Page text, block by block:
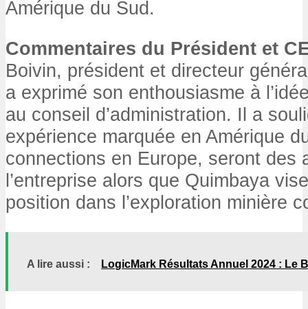
Amérique du Sud.
Commentaires du Président et
Boivin, président et directeur
a exprimé son enthousiasme à
au conseil d’administration. Il a
expérience marquée en Amérique
connections en Europe, seront des
l’entreprise alors que Quimbaya
position dans l’exploration minière
A lire aussi : LogicMark Résultats Annuel 2024 : Le